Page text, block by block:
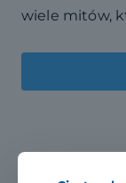
wiele mitów,